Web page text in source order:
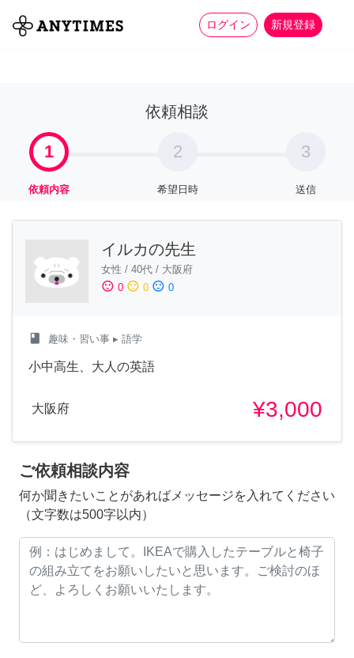
ログイン 新規登録
全て 家事 more_horiz
依頼相談
1
依頼内容
2
希望日時
3
送信
イルカの先生
女性 / 40代 / 大阪府
sentiment_satisfied 0 sentiment_neutral 0 sentiment_dissatisfied 0
class 趣味・習い事 ▸ 語学
小中高生、大人の英語
大阪府 ¥3,000
ご依頼相談内容
何か聞きたいことがあればメッセージを入れてください
（文字数は500字以内）